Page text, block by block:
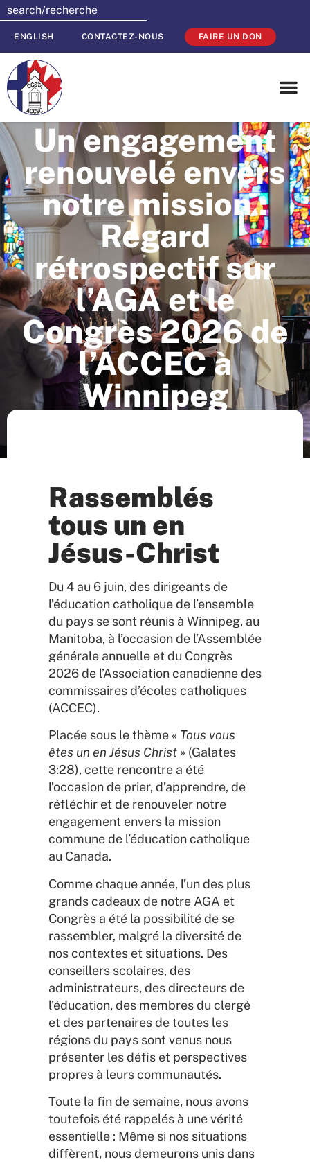
ENGLISH CONTACTEZ-NOUS FAIRE UN DON
Un engagement
renouvelé envers
notre mission :
Regard
rétrospectif sur
l’AGA et le
Congrès 2026 de
l’ACCEC à
Winnipeg
Rassemblés
tous un en
Jésus-Christ
Du 4 au 6 juin, des dirigeants de
l’éducation catholique de l’ensemble
du pays se sont réunis à Winnipeg, au
Manitoba, à l’occasion de l’Assemblée
générale annuelle et du Congrès
2026 de l’Association canadienne des
commissaires d’écoles catholiques
(ACCEC).
Placée sous le thème« Tous vous
êtes un en Jésus Christ » (Galates
3:28), cette rencontre a été
l’occasion de prier, d’apprendre, de
réfléchir et de renouveler notre
engagement envers la mission
commune de l’éducation catholique
au Canada.
Comme chaque année, l’un des plus
grands cadeaux de notre AGA et
Congrès a été la possibilité de se
rassembler, malgré la diversité de
nos contextes et situations. Des
conseillers scolaires, des
administrateurs, des directeurs de
l’éducation, des membres du clergé
et des partenaires de toutes les
régions du pays sont venus nous
présenter les défis et perspectives
propres à leurs communautés.
Toute la fin de semaine, nous avons
toutefois été rappelés à une vérité
essentielle : Même si nos situations
diffèrent, nous demeurons unis dans